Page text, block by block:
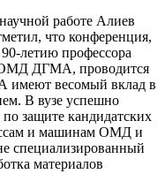
работе Алиев
что конференция,
летию профессора
ДГМА, проводится
весомый вклад в
В вузе успешно
защите кандидатских
и машинам ОМД и
специализированный
материалов